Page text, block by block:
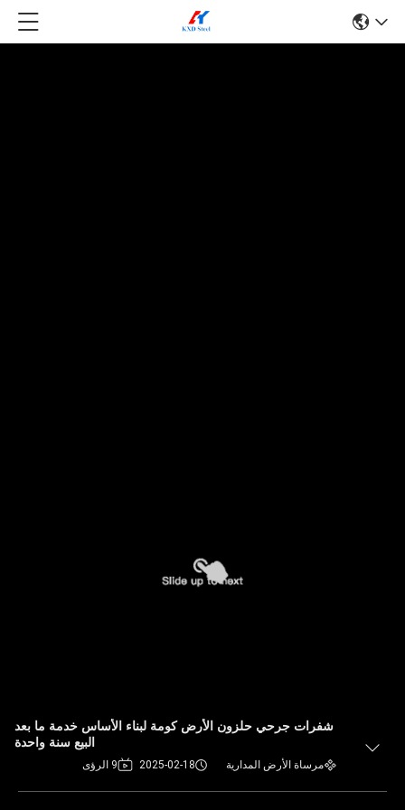
شفرات جرحي حلزون الأرض كومة لبناء الأساس خدمة ما بعد
البيع سنة واحدة
مرساة الأرض المدارية 2025-02-18 9 الرؤى